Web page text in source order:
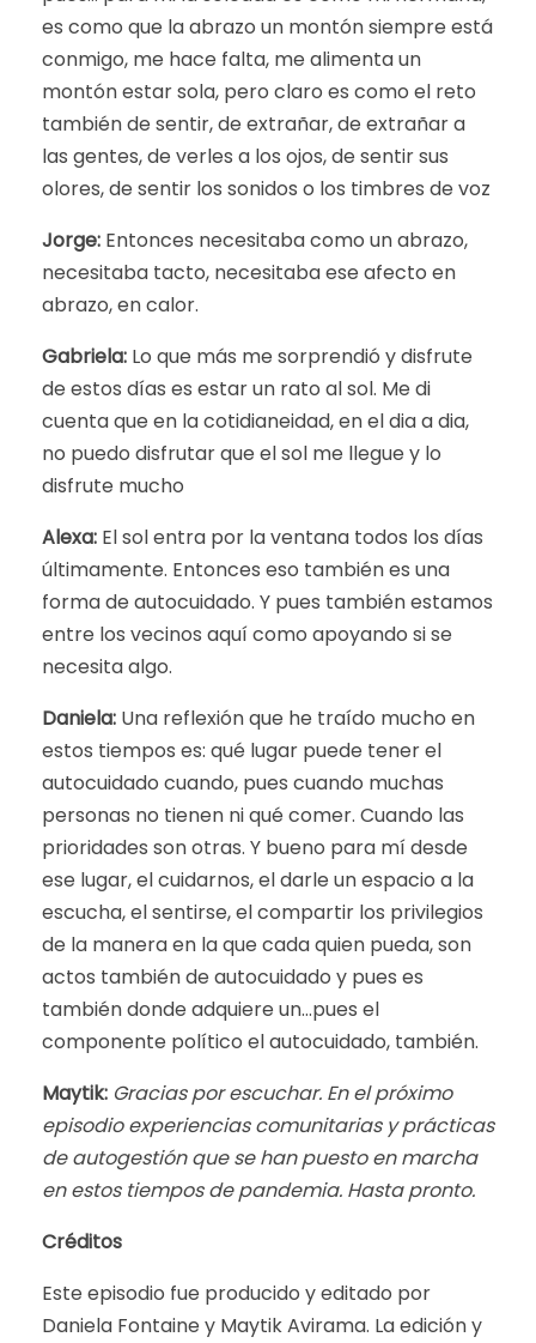
es como que la abrazo un montón siempre está
conmigo, me hace falta, me alimenta un
montón estar sola, pero claro es como el reto
también de sentir, de extrañar, de extrañar a
las gentes, de verles a los ojos, de sentir sus
olores, de sentir los sonidos o los timbres de voz
Jorge: Entonces necesitaba como un abrazo,
necesitaba tacto, necesitaba ese afecto en
abrazo, en calor.
Gabriela: Lo que más me sorprendió y disfrute
de estos días es estar un rato al sol. Me di
cuenta que en la cotidianeidad, en el dia a dia,
no puedo disfrutar que el sol me llegue y lo
disfrute mucho
Alexa: El sol entra por la ventana todos los días
últimamente. Entonces eso también es una
forma de autocuidado. Y pues también estamos
entre los vecinos aquí como apoyando si se
necesita algo.
Daniela: Una reflexión que he traído mucho en
estos tiempos es: qué lugar puede tener el
autocuidado cuando, pues cuando muchas
personas no tienen ni qué comer. Cuando las
prioridades son otras. Y bueno para mí desde
ese lugar, el cuidarnos, el darle un espacio a la
escucha, el sentirse, el compartir los privilegios
de la manera en la que cada quien pueda, son
actos también de autocuidado y pues es
también donde adquiere un…pues el
componente político el autocuidado, también.
Maytik: Gracias por escuchar. En el próximo
episodio experiencias comunitarias y prácticas
de autogestión que se han puesto en marcha
en estos tiempos de pandemia. Hasta pronto.
Créditos
Este episodio fue producido y editado por
Daniela Fontaine y Maytik Avirama. La edición y